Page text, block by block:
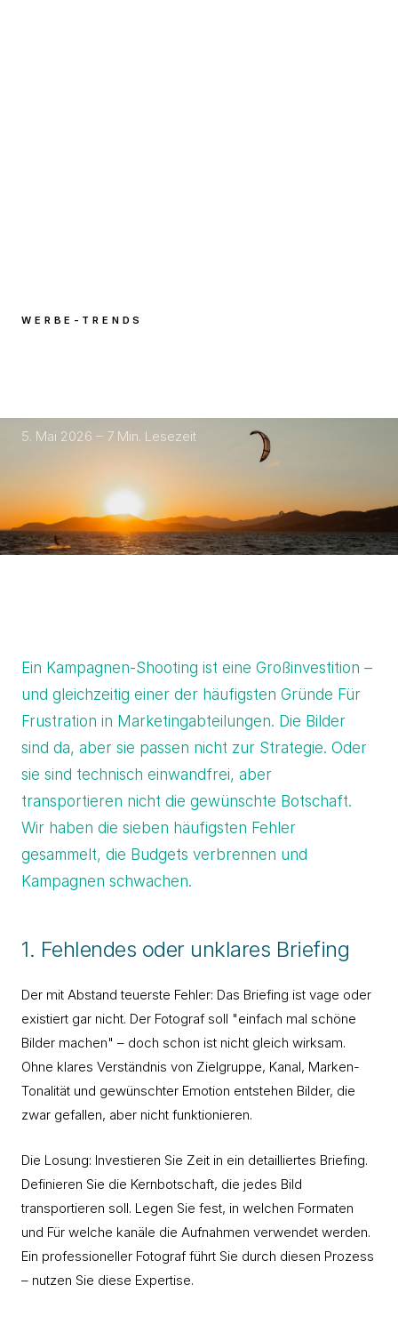
WERBE-TRENDS
5. Mai 2026 – 7 Min. Lesezeit
Ein Kampagnen-Shooting ist eine Großinvestition –
und gleichzeitig einer der häufigsten Gründe Für
Frustration in Marketingabteilungen. Die Bilder
sind da, aber sie passen nicht zur Strategie. Oder
sie sind technisch einwandfrei, aber
transportieren nicht die gewünschte Botschaft.
Wir haben die sieben häufigsten Fehler
gesammelt, die Budgets verbrennen und
Kampagnen schwachen.
1. Fehlendes oder unklares Briefing
Der mit Abstand teuerste Fehler: Das Briefing ist vage oder
existiert gar nicht. Der Fotograf soll "einfach mal schöne
Bilder machen" – doch schon ist nicht gleich wirksam.
Ohne klares Verständnis von Zielgruppe, Kanal, Marken-
Tonalität und gewünschter Emotion entstehen Bilder, die
zwar gefallen, aber nicht funktionieren.
Die Losung: Investieren Sie Zeit in ein detailliertes Briefing.
Definieren Sie die Kernbotschaft, die jedes Bild
transportieren soll. Legen Sie fest, in welchen Formaten
und Für welche kanäle die Aufnahmen verwendet werden.
Ein professioneller Fotograf führt Sie durch diesen Prozess
– nutzen Sie diese Expertise.